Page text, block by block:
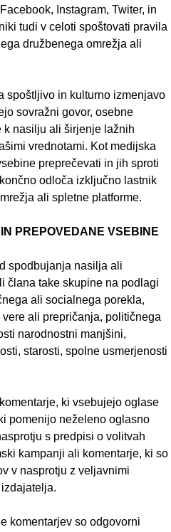
Instagram, Twiter, in
tudi v celoti spoštovati pravila
družbenega omrežja ali
spoštljivo in kulturno izmenjavo
sovražni govor, osebne
k nasilju ali širjenje lažnih
vrednotami. Kot medijska
preprečevati in jih sproti
odloča izključno lastnik
ali spletne platforme.
PREPOVEDANE VSEBINE
spodbujanja nasilja ali
člana take skupine na podlagi
ali socialnega porekla,
ali prepričanja, političnega
narodnostni manjšini,
starosti, spolne usmerjenosti
ki vsebujejo oglase
pomenijo neželeno oglasno
s predpisi o volitvah
kampanji ali komentarje, ki so
v nasprotju z veljavnimi
komentarjev so odgovorni